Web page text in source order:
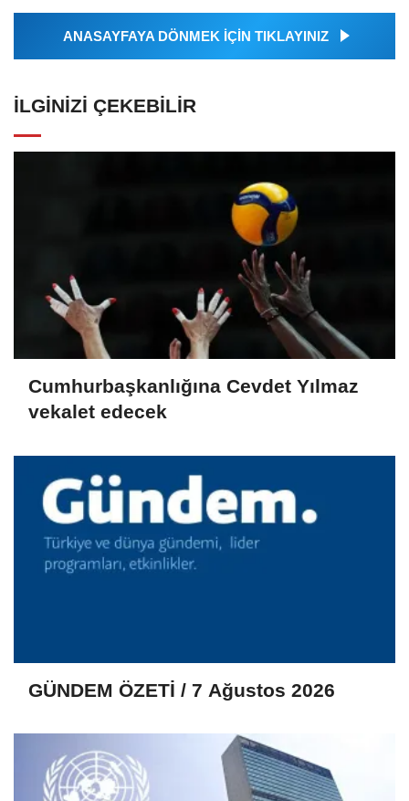
ANASAYFAYA DÖNMEK İÇİN TIKLAYINIZ
İLGINIZI ÇEKEBILIR
Cumhurbaşkanlığına Cevdet Yılmaz
vekalet edecek
GÜNDEM ÖZETİ / 7 Ağustos 2026